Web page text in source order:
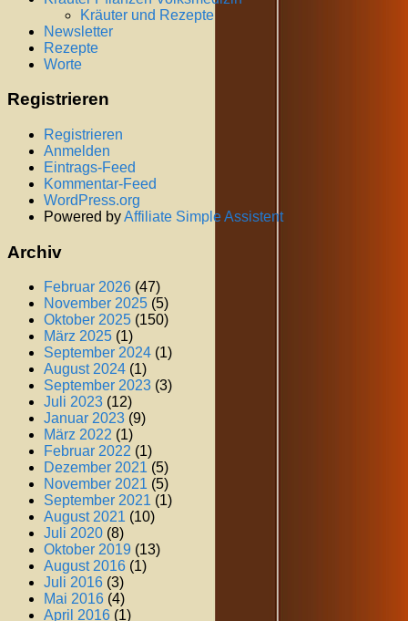
Kräuter und Rezepte
Newsletter
Rezepte
Worte
Registrieren
Registrieren
Anmelden
Eintrags-Feed
Kommentar-Feed
WordPress.org
Powered byAffiliate Simple Assistent
Archiv
Februar 2026 (47)
November 2025 (5)
Oktober 2025 (150)
März 2025 (1)
September 2024 (1)
August 2024 (1)
September 2023 (3)
Juli 2023 (12)
Januar 2023 (9)
März 2022 (1)
Februar 2022 (1)
Dezember 2021 (5)
November 2021 (5)
September 2021 (1)
August 2021 (10)
Juli 2020 (8)
Oktober 2019 (13)
August 2016 (1)
Juli 2016 (3)
Mai 2016 (4)
April 2016 (1)